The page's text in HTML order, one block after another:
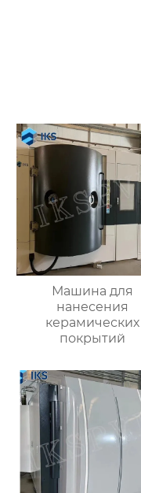
Машина для
нанесения
керамических
покрытий